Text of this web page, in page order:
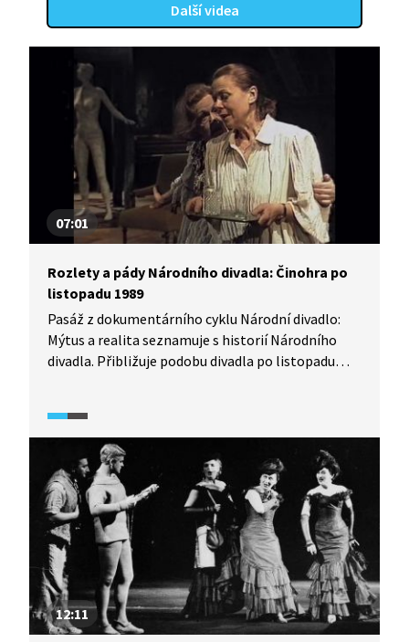
Další videa
07:01
Rozlety a pády Národního divadla: Činohra po
listopadu 1989
Pasáž z dokumentárního cyklu Národní divadlo:
Mýtus a realita seznamuje s historií Národního
divadla. Přibližuje podobu divadla po listopadu
v minulém režimu nemohli hrát, a inscenace jak
z českého repertoáru, tak ze světového.
12:11